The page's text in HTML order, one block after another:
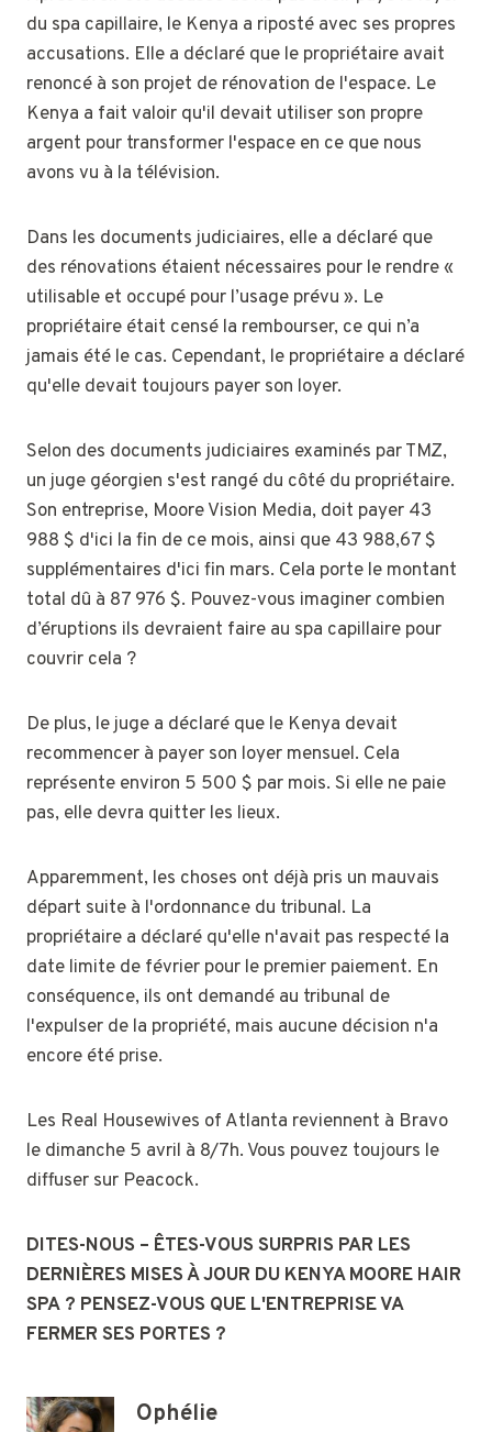
du spa capillaire, le Kenya a riposté avec ses propres
accusations. Elle a déclaré que le propriétaire avait
renoncé à son projet de rénovation de l'espace. Le
Kenya a fait valoir qu'il devait utiliser son propre
argent pour transformer l'espace en ce que nous
avons vu à la télévision.
Dans les documents judiciaires, elle a déclaré que
des rénovations étaient nécessaires pour le rendre «
utilisable et occupé pour l’usage prévu ». Le
propriétaire était censé la rembourser, ce qui n’a
jamais été le cas. Cependant, le propriétaire a déclaré
qu'elle devait toujours payer son loyer.
Selon des documents judiciaires examinés par TMZ,
un juge géorgien s'est rangé du côté du propriétaire.
Son entreprise, Moore Vision Media, doit payer 43
988 $ d'ici la fin de ce mois, ainsi que 43 988,67 $
supplémentaires d'ici fin mars. Cela porte le montant
total dû à 87 976 $. Pouvez-vous imaginer combien
d’éruptions ils devraient faire au spa capillaire pour
couvrir cela ?
De plus, le juge a déclaré que le Kenya devait
recommencer à payer son loyer mensuel. Cela
représente environ 5 500 $ par mois. Si elle ne paie
pas, elle devra quitter les lieux.
Apparemment, les choses ont déjà pris un mauvais
départ suite à l'ordonnance du tribunal. La
propriétaire a déclaré qu'elle n'avait pas respecté la
date limite de février pour le premier paiement. En
conséquence, ils ont demandé au tribunal de
l'expulser de la propriété, mais aucune décision n'a
encore été prise.
Les Real Housewives of Atlanta reviennent à Bravo
le dimanche 5 avril à 8/7h. Vous pouvez toujours le
diffuser sur Peacock.
DITES-NOUS – ÊTES-VOUS SURPRIS PAR LES
DERNIÈRES MISES À JOUR DU KENYA MOORE HAIR
SPA ? PENSEZ-VOUS QUE L'ENTREPRISE VA
FERMER SES PORTES ?
Ophélie